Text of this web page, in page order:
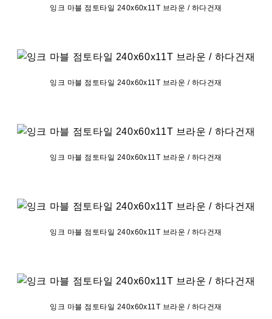
잉크 마블 점토타일 240x60x11T 브라운 / 하다건재
잉크 마블 점토타일 240x60x11T 브라운 / 하다건재
잉크 마블 점토타일 240x60x11T 브라운 / 하다건재
잉크 마블 점토타일 240x60x11T 브라운 / 하다건재
잉크 마블 점토타일 240x60x11T 브라운 / 하다건재